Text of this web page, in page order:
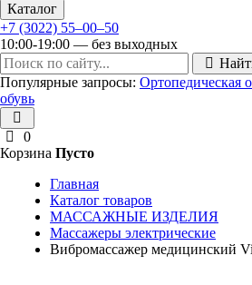
Каталог
+7 (3022) 55‒00‒50
10:00-19:00 — без выходных
Популярные запросы: Ортопедическая
обувь
0
Корзина Пусто
Главная
Каталог товаров
МАССАЖНЫЕ ИЗДЕЛИЯ
Массажеры электрические
Вибромассажер медицинский